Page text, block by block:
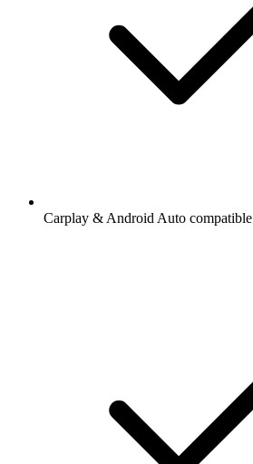
Carplay & Android Auto compatible